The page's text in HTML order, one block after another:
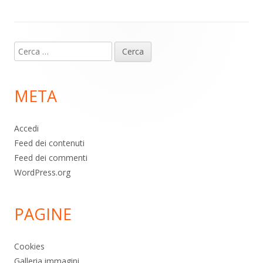
piè
pagina
Ricerca
per:
META
Accedi
Feed dei contenuti
Feed dei commenti
WordPress.org
PAGINE
Cookies